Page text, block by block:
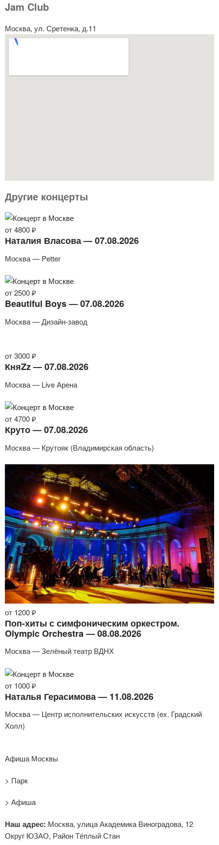
Jam Club
Москва, ул. Сретенка, д.11
Другие концерты
от 4800 ₽
Наталия Власова — 07.08.2026
Москва — Petter
от 2500 ₽
Beautiful Boys — 07.08.2026
Москва — Дизайн-завод
от 3000 ₽
КняZz — 07.08.2026
Москва — Live Арена
от 4700 ₽
Круто — 07.08.2026
Москва — Крутояк (Владимирская область)
от 1200 ₽
Поп-хиты с симфоническим оркестром.
Olympic Orchestra — 08.08.2026
Москва — Зелёный театр ВДНХ
от 1000 ₽
Наталья Герасимова — 11.08.2026
Москва — Центр исполнительских искусств (ex. Градский
Холл)
Афиша Москвы
> Парк
> Афиша
Наш адрес: Москва, улица Академика Виноградова, 12
Округ ЮЗАО, Район Тёплый Стан